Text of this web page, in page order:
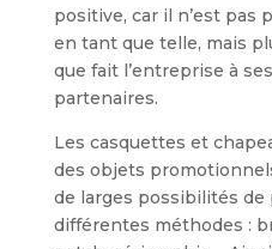
positive, car il n’est pas
en tant que telle, mais
que fait l’entreprise à
partenaires.
Les casquettes et
des objets
de larges possibilités
différentes méthodes :